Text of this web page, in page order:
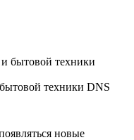
техники DNS
новые